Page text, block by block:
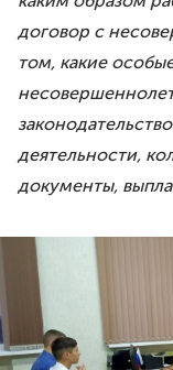
ПРЕСС-СЛУЖБА
Контакты
8 8422 41-48-
г.Ульяновск,
договор с
том, какие
деятельности,
документы,